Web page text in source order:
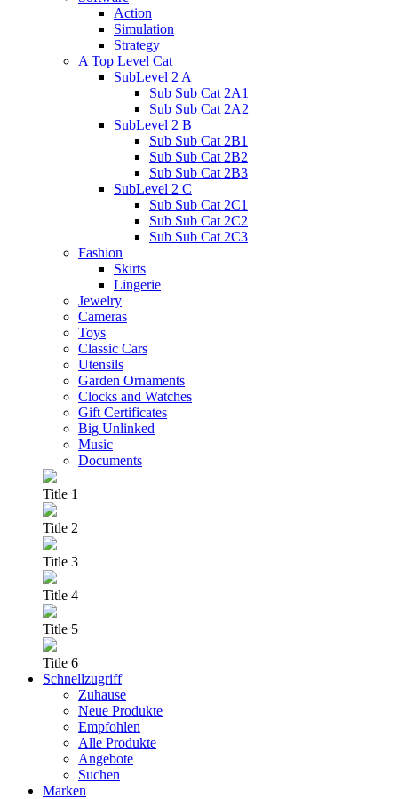
Action
Simulation
Strategy
A Top Level Cat
SubLevel 2 A
Sub Sub Cat 2A1
Sub Sub Cat 2A2
SubLevel 2 B
Sub Sub Cat 2B1
Sub Sub Cat 2B2
Sub Sub Cat 2B3
SubLevel 2 C
Sub Sub Cat 2C1
Sub Sub Cat 2C2
Sub Sub Cat 2C3
Fashion
Skirts
Lingerie
Jewelry
Cameras
Toys
Classic Cars
Utensils
Garden Ornaments
Clocks and Watches
Gift Certificates
Big Unlinked
Music
Documents
Title 1
Title 2
Title 3
Title 4
Title 5
Title 6
Schnellzugriff
Zuhause
Neue Produkte
Empfohlen
Alle Produkte
Angebote
Suchen
Marken